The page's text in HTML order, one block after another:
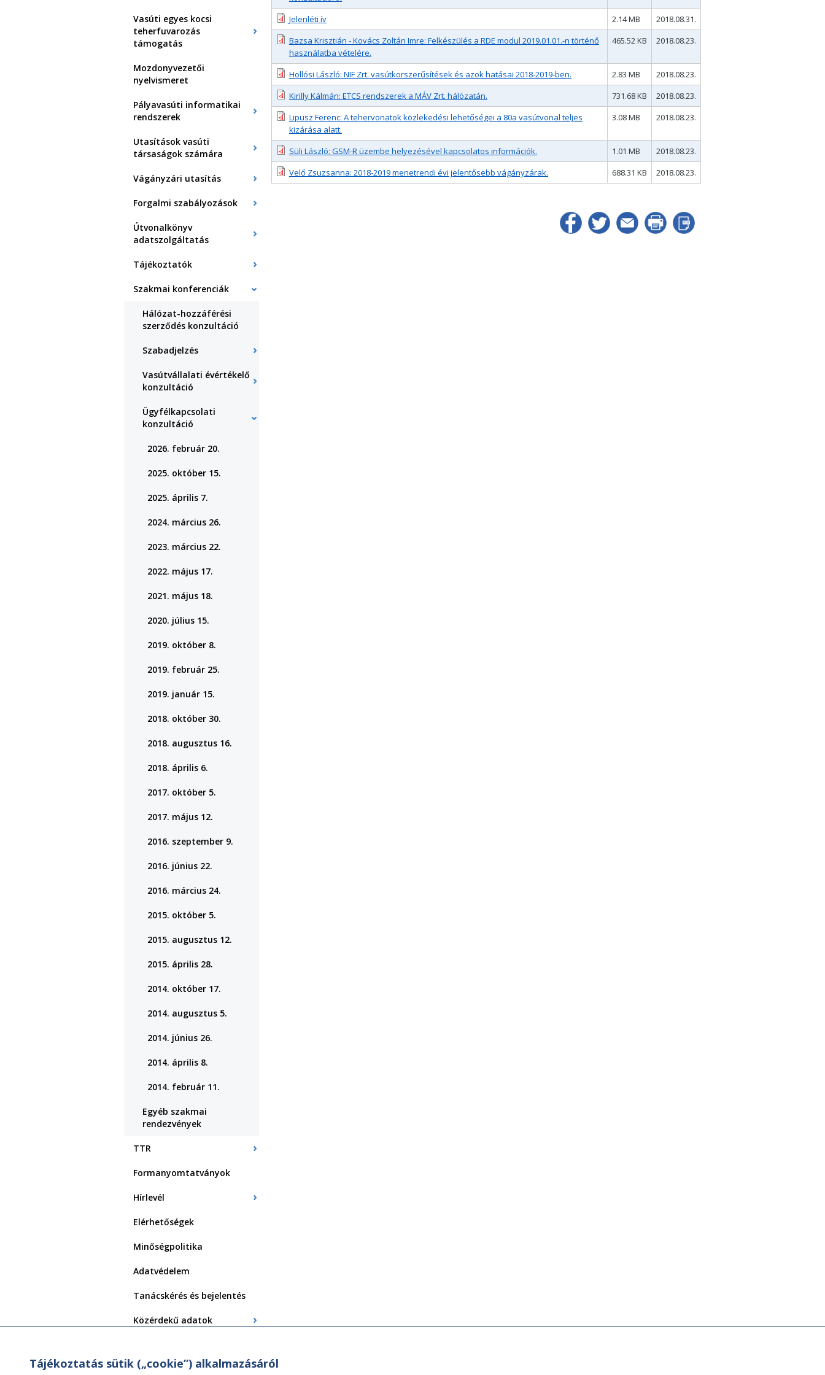
Vasúti egyes kocsi
teherfuvarozás
támogatás
Mozdonyvezetői
nyelvismeret
Pályavasúti informatikai
rendszerek
Utasítások vasúti
társaságok számára
Vágányzári utasítás
Forgalmi szabályozások
Útvonalkönyv
adatszolgáltatás
Tájékoztatók
Szakmai konferenciák
Hálózat-hozzáférési
szerződés konzultáció
Szabadjelzés
Vasútvállalati évértékelő
konzultáció
Ügyfélkapcsolati
konzultáció
2026. február 20.
2025. október 15.
2025. április 7.
2024. március 26.
2023. március 22.
2022. május 17.
2021. május 18.
2020. július 15.
2019. október 8.
2019. február 25.
2019. január 15.
2018. október 30.
2018. augusztus 16.
2018. április 6.
2017. október 5.
2017. május 12.
2016. szeptember 9.
2016. június 22.
2016. március 24.
2015. október 5.
2015. augusztus 12.
2015. április 28.
2014. október 17.
2014. augusztus 5.
2014. június 26.
2014. április 8.
2014. február 11.
Egyéb szakmai
rendezvények
TTR
Formanyomtatványok
Hírlevél
Elérhetőségek
Minőségpolitika
Adatvédelem
Tanácskérés és bejelentés
Közérdekű adatok
Felépítményvizsgálat
Jelenléti ív 2.14 MB
2018.08.31.
Bazsa Krisztián - Kovács Zoltán Imre: Felkészülés a RDE modul 2019.01.01.-n történő
használatba vételére.
465.52 KB 2018.08.23.
Hollósi László: NIF Zrt. vasútkorszerűsítések és azok hatásai 2018-2019-ben. 2.83 MB
2018.08.23.
Kirilly Kálmán: ETCS rendszerek a MÁV Zrt. hálózatán.
731.68 KB
2018.08.23.
Lipusz Ferenc: A tehervonatok közlekedési lehetőségei a 80a vasútvonal teljes
kizárása alatt.
3.08 MB 2018.08.23.
Süli László: GSM-R üzembe helyezésével kapcsolatos információk. 1.01 MB
2018.08.23.
Velő Zsuzsanna: 2018-2019 menetrendi évi jelentősebb vágányzárak.
688.31 KB 2018.08.23.
Tájékoztatás sütik („cookie”) alkalmazásáról